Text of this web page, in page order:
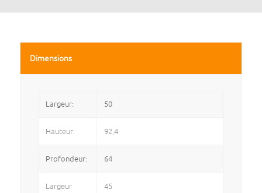
Dimensions
Largeur: 50
Hauteur: 92,4
Profondeur: 64
Largeur
45